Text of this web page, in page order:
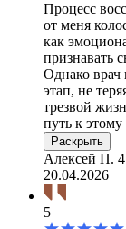
Процесс
от меня
как
признавать
Однако врач
этап, не
трезвой
путь к
Раскрыть
Алексей П.
20.04.2026
5